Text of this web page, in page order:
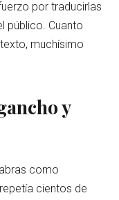
por traducirlas
público. Cuanto
muchísimo
y
como
repetía cientos de